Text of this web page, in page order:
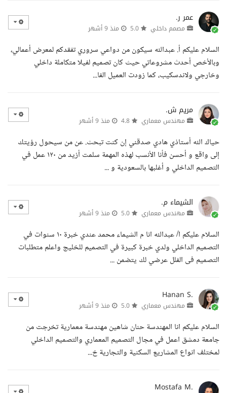
عمر ر.
مصمم داخلي منذ 9 أشهر
السلام عليكم أ. عبدالله سيكون من دواعي سروري تفقدكم لمعرض أعمالي،
وبالأخص أحدث مشروعاتي حيث كان تصميم لفيلا متكاملة داخلي
وخارجي ولاندسكيب، كما زودت العميل الفا...
مريم ش.
مهندس معماري منذ 9 أشهر
حياك الله أستاذي هادي صدقني إن كنت تبحث. عن من سيحول رؤيتك
إلى واقع و أحسن فأنا الأنسب لهذه المهمة سلمت أزيد من ١٢٠ عمل في
التصميم الداخلي و أغلبها بالسعودية و ...
الشيماء م.
مهندس معماري منذ 9 أشهر
السلام عليكم ا/ عبدالله انا م الشيماء محمد عندي خبرة ١٠ سنوات في
التصميم الداخلي ولدي خبرة كبيرة في التصميم للخليج واعلم متطلبات
التصميم فى الفلل عرضي لك يتضمن ...
Hanan S.
مهندس معماري منذ 9 أشهر
السلام عليكم انا المهندسة حنان شاهين مهندسة معمارية تخرجت من
جامعة دمشق اعمل في مجال التصميم المعماري والتصميم الداخلي
لمختلف انواع المشاريع السكنية والتجارية خ...
Mostafa M.